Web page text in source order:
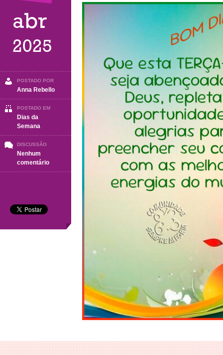
abr
2025
POSTADO POR
Anna Rebello
POSTADO EM
Dias da
Semana
DISCUSSÃO
Nenhum
comentárioem
TERÇA-